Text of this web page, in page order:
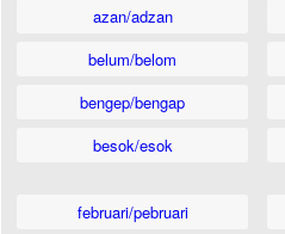
azan/adzan
belum/belom
bengep/bengap
besok/esok
februari/pebruari